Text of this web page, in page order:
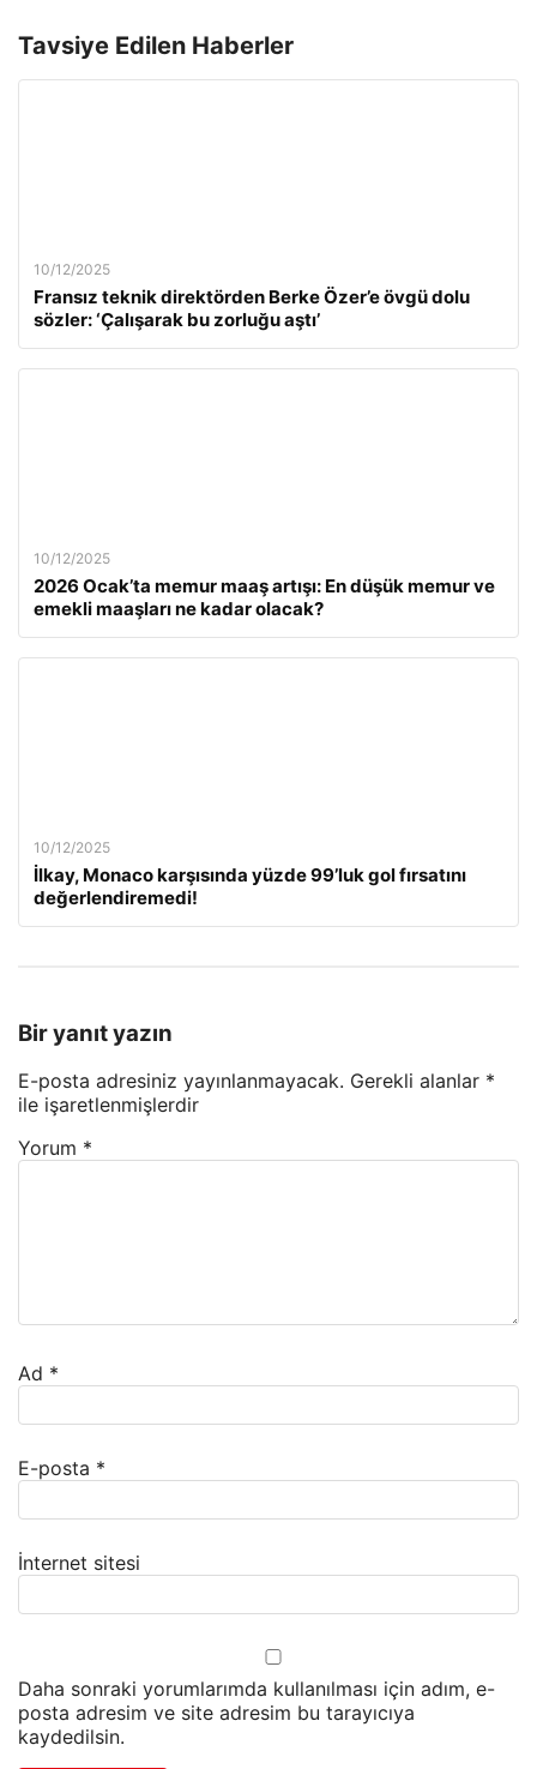
Tavsiye Edilen Haberler
10/12/2025
Fransız teknik direktörden Berke Özer’e övgü dolu
sözler: ‘Çalışarak bu zorluğu aştı’
10/12/2025
2026 Ocak’ta memur maaş artışı: En düşük memur ve
emekli maaşları ne kadar olacak?
10/12/2025
İlkay, Monaco karşısında yüzde 99’luk gol fırsatını
değerlendiremedi!
Bir yanıt yazın
E-posta adresiniz yayınlanmayacak. Gerekli alanlar *
ile işaretlenmişlerdir
Yorum *
Ad *
E-posta *
İnternet sitesi
Daha sonraki yorumlarımda kullanılması için adım, e-
posta adresim ve site adresim bu tarayıcıya
kaydedilsin.